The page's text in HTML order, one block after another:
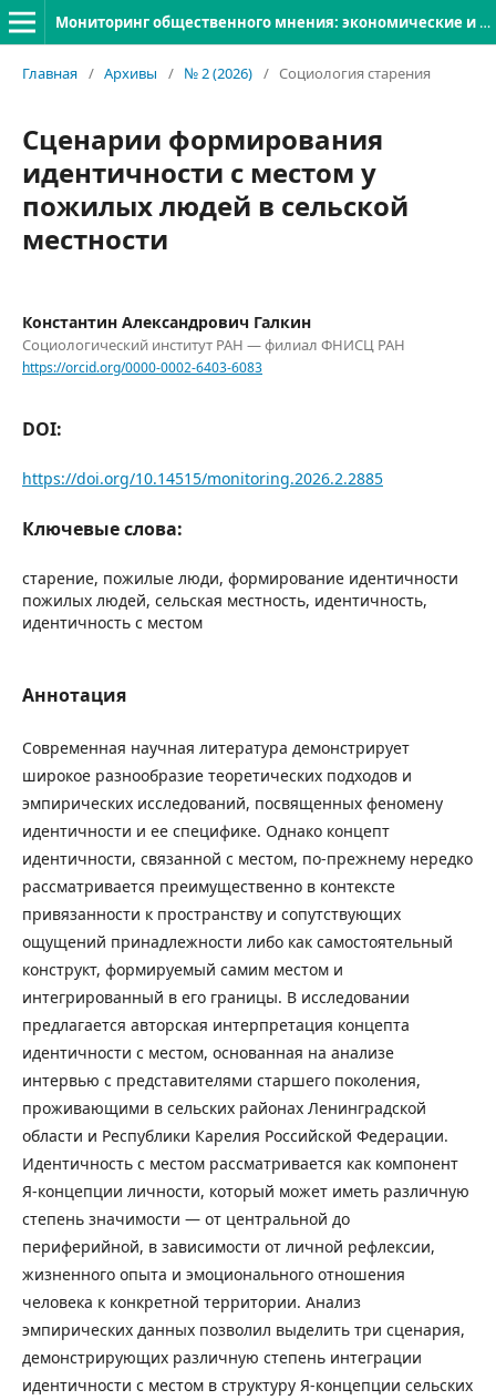
Мониторинг общественного мнения: экономические и социальные перемены
Главная / Архивы / № 2 (2026) / Социология старения
Сценарии формирования
идентичности c местом у
пожилых людей в сельской
местности
Константин Александрович Галкин
Социологический институт РАН — филиал ФНИСЦ РАН
https://orcid.org/0000-0002-6403-6083
DOI:
https://doi.org/10.14515/monitoring.2026.2.2885
Ключевые слова:
старение, пожилые люди, формирование идентичности
пожилых людей, сельская местность, идентичность,
идентичность с местом
Аннотация
Современная научная литература демонстрирует
широкое разнообразие теоретических подходов и
эмпирических исследований, посвященных феномену
идентичности и ее специфике. Однако концепт
идентичности, связанной с местом, по-прежнему нередко
рассматривается преимущественно в контексте
привязанности к пространству и сопутствующих
ощущений принадлежности либо как самостоятельный
конструкт, формируемый самим местом и
интегрированный в его границы. В исследовании
предлагается авторская интерпретация концепта
идентичности с местом, основанная на анализе
интервью с представителями старшего поколения,
проживающими в сельских районах Ленинградской
области и Республики Карелия Российской Федерации.
Идентичность с местом рассматривается как компонент
Я-концепции личности, который может иметь различную
степень значимости — от центральной до
периферийной, в зависимости от личной рефлексии,
жизненного опыта и эмоционального отношения
человека к конкретной территории. Анализ
эмпирических данных позволил выделить три сценария,
демонстрирующих различную степень интеграции
идентичности с местом в структуру Я-концепции сельских